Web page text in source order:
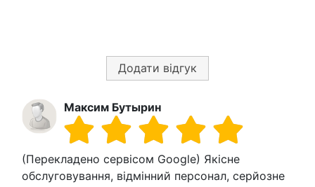
Додати відгук
Максим Бутырин
(Перекладено сервісом Google) Якісне
обслуговування, відмінний персонал, серйозне